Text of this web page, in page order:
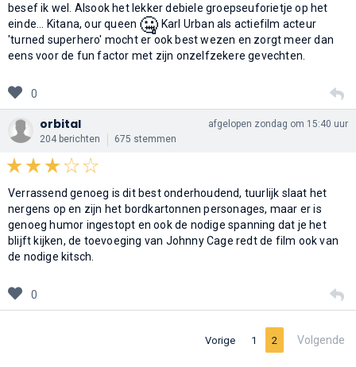
besef ik wel. Alsook het lekker debiele groepseuforietje op het
einde... Kitana, our queen 🤐 Karl Urban als actiefilm acteur
'turned superhero' mocht er ook best wezen en zorgt meer dan
eens voor de fun factor met zijn onzelfzekere gevechten.
0
orbital
204 berichten 675 stemmen
afgelopen zondag om 15:40 uur
Verrassend genoeg is dit best onderhoudend, tuurlijk slaat het
nergens op en zijn het bordkartonnen personages, maar er is
genoeg humor ingestopt en ook de nodige spanning dat je het
blijft kijken, de toevoeging van Johnny Cage redt de film ook van
de nodige kitsch.
0
Vorige 1 2 Volgende